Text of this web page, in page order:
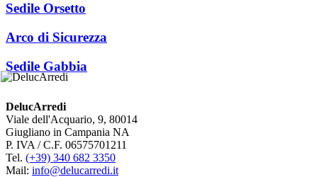
Sedile Orsetto
Arco di Sicurezza
Sedile Gabbia
DelucArredi
Viale dell'Acquario, 9, 80014
Giugliano in Campania NA
P. IVA / C.F. 06575701211
Tel. (+39) 340 682 3350
Mail: info@delucarredi.it